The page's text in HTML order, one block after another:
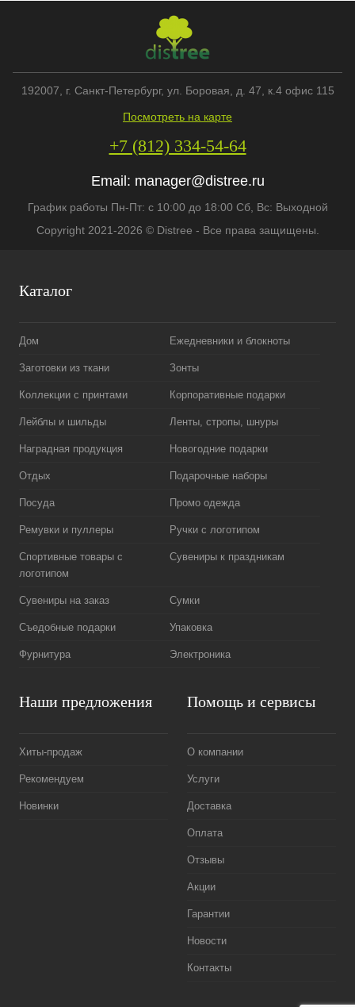
Каталог
Дом Ежедневники и блокноты
Заготовки из ткани Зонты
Коллекции с принтами Корпоративные подарки
Лейблы и шильды Ленты, стропы, шнуры
Наградная продукция Новогодние подарки
Отдых Подарочные наборы
Посуда Промо одежда
Ремувки и пуллеры Ручки с логотипом
Спортивные товары с
логотипом
Сувениры к праздникам
Сувениры на заказ Сумки
Съедобные подарки Упаковка
Фурнитура Электроника
Наши предложения
Хиты-продаж
Рекомендуем
Новинки
Помощь и сервисы
О компании
Услуги
Доставка
Оплата
Отзывы
Акции
Гарантии
Новости
Контакты
192007 , г. Санкт-Петербург, ул. Боровая, д. 47, к.4 офис 115
Посмотреть на карте
+7 (812) 334-54-64
Email: manager@distree.ru
График работы Пн-Пт: с 10:00 до 18:00 Сб, Вс: Выходной
Copyright 2021-2026 © Distree - Все права защищены.